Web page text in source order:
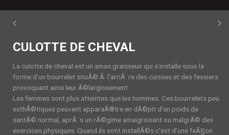
CULOTTE DE CHEVAL
La culotte de cheval est un amas graisseux qui s'installe sous la
forme d'un bourrelet situÃ© Ã l'arriÃ¨re des cuisses et des fessiers
provoquant ainsi leur Ã©largissement.
Les femmes sont plus atteintes que les hommes. Ces bourrelets peu
esthÃ©tiques peuvent apparaÃ®tre en dÃ©pit d'un poids de
santÃ© normal, aprÃ¨s un rÃ©gime amaigrissant ou malgrÃ© des
exercices physiques. Quand ils sont installÃ©s c'est d'une faÃ§on